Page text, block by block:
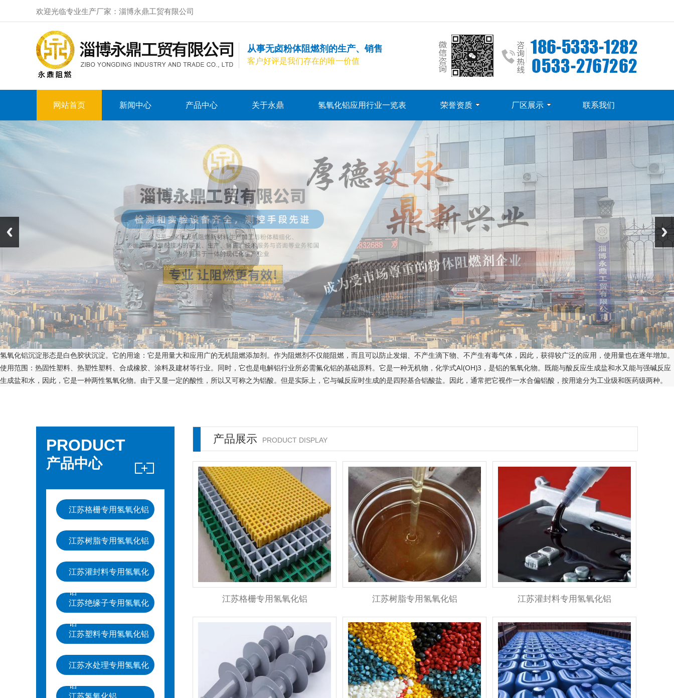
欢迎光临专业生产厂家：淄博永鼎工贸有限公司
从事无卤粉体阻燃剂的生产、销售
客户好评是我们存在的唯一价值
网站首页 新闻中心 产品中心 关于永鼎 氢氧化铝应用行业一览表 荣誉资质 厂区展示 联系我们
氢氧化铝沉淀形态是白色胶状沉淀。它的用途：它是用量大和应用广的无机阻燃添加剂。作为阻燃剂不仅能阻燃，而且可以防止发烟、不产生滴下物、不产生有毒气体，因此，获得较广泛的应用，使用量也在逐年增加。
使用范围：热固性塑料、热塑性塑料、合成橡胶、涂料及建材等行业。同时，它也是电解铝行业所必需氟化铝的基础原料。它是一种无机物，化学式Al(OH)3，是铝的氢氧化物。既能与酸反应生成盐和水又能与强碱反应
生成盐和水，因此，它是一种两性氢氧化物。由于又显一定的酸性，所以又可称之为铝酸。但是实际上，它与碱反应时生成的是四羟基合铝酸盐。因此，通常把它视作一水合偏铝酸，按用途分为工业级和医药级两种。
PRODUCT
产品中心
江苏格栅专用氢氧化铝
江苏树脂专用氢氧化铝
江苏灌封料专用氢氧化
铝
江苏绝缘子专用氢氧化
铝
江苏塑料专用氢氧化铝
江苏水处理专用氢氧化
铝
产品展示 PRODUCT DISPLAY
江苏格栅专用氢氧化铝 江苏树脂专用氢氧化铝 江苏灌封料专用氢氧化铝